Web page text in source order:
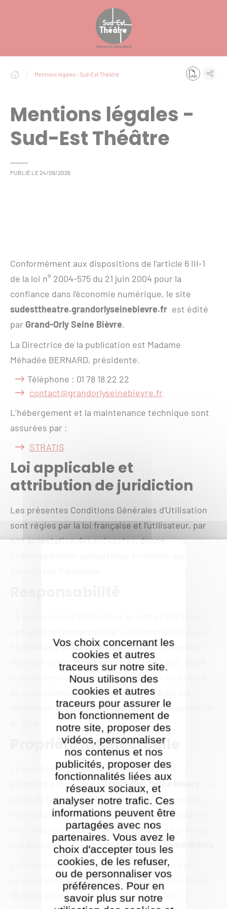
Panneau de gestion des cookies
Vos choix concernant les
cookies et autres
traceurs sur notre site.
Nous utilisons des
cookies et autres
traceurs pour assurer le
bon fonctionnement de
notre site, proposer des
vidéos, personnaliser
nos contenus et nos
publicités, proposer des
fonctionnalités liées aux
réseaux sociaux, et
analyser notre trafic. Ces
informations peuvent être
partagées avec nos
partenaires. Vous avez le
choix d'accepter tous les
cookies, de les refuser,
ou de personnaliser vos
préférences. Pour en
savoir plus sur notre
Mentions légales - Sud-Est Théâtre
Mentions légales -
Sud-Est Théâtre
PUBLIÉ LE24/06/2026
Conformément aux dispositions de l'article 6 III-1
de la loi n° 2004-575 du 21 juin 2004 pour la
confiance dans l'économie numérique, le site
sudesttheatre.grandorlyseinebievre.fr est édité
par Grand-Orly Seine Bièvre.
La Directrice de la publication est Madame
Méhadée BERNARD, présidente.
Téléphone : 01 78 18 22 22
contact@grandorlyseinebievre.fr
L’hébergement et la maintenance technique sont
assurées par :
STRATIS
Loi applicable et
attribution de juridiction
Les présentes Conditions Générales d'Utilisation
sont régies par la loi française et l'utilisateur, par
son acceptation des présentes, donne
être tenue pour responsable de tout dommage
issu d'un dysfonctionnement quel qu'il soit, d'une
suspension ou de la cessation du site, ou encore
de tout dommage matériel ou immatériel qui
résulterait d'une quelconque façon de la connexion
Propriété intellectuelle
Les contenus présents sur ce site sont la
propriété exclusive deGrand-Orly Seine Bièvre
vertu de l'article L.122-4 du Code de la Propriété
Intellectuelle, ces éléments sont protégés par le
droit d’auteur, toute reproduction est en principe
conditionnée à l’accord deGrand-Orly Seine Bièvre
Conformément au droit public de la propriété
intellectuelle et notamment selon l’article L122-5
du Code de la propriété intellectuelle, les «